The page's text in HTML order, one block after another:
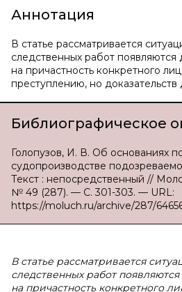
Аннотация
В статье рассматривается
следственных работ
на причастность конкретного
преступлению, но
Библиографическое
Голопузов, И. В. Об основаниях
судопроизводстве
Текст : непосредственный //
№ 49 (287). — С. 301-303. — URL:
https://moluch.ru/archive/287/
В статье рассматривается
следственных работ
на причастность конкретного